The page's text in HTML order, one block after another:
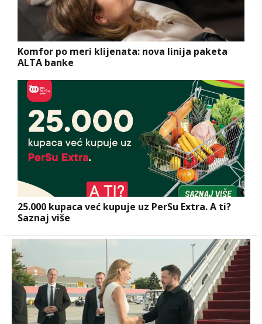
Komfor po meri klijenata: nova linija paketa
ALTA banke
25.000 kupaca već kupuje uz PerSu Extra. A ti?
Saznaj više